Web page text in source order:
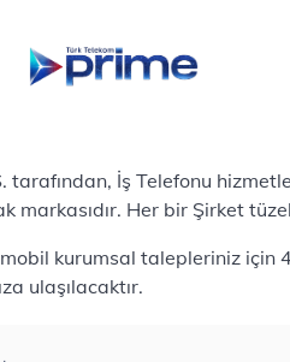
İş Telefonu
markasıdır. Her bir Şirket
kurumsal talepleriniz
ulaşılacaktır.